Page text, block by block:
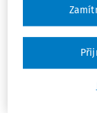
a jaké platí
až § 19d
hodnoty,